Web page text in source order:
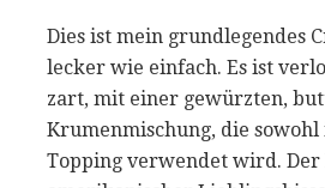
Dies ist mein grundlegendes
lecker wie einfach. Es ist
zart, mit einer gewürzten,
Krumenmischung, die sowohl
Topping verwendet wird. Der